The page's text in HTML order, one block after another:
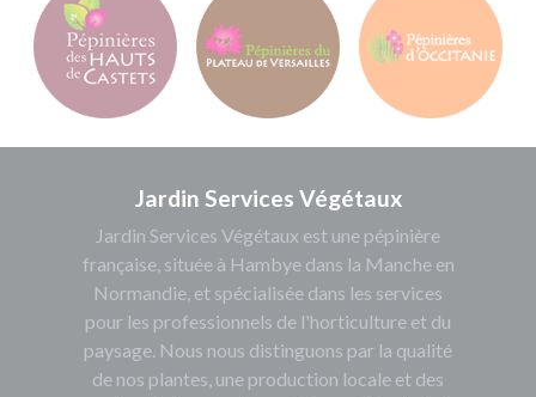
Jardin Services Végétaux
Jardin Services Végétaux est une pépinière
française, située à Hambye dans la Manche en
Normandie, et spécialisée dans les services
pour les professionnels de l'horticulture et du
paysage. Nous nous distinguons par la qualité
de nos plantes, une production locale et des